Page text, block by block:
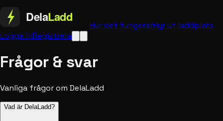
Hur det fungerarHyr ut laddplats
Logga inRegistrera
Frågor & svar
Vanliga frågor om DelaLadd
Vad är DelaLadd?